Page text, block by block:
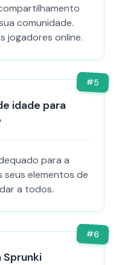
comunidade.
jogadores online.
#5
idade para
para a
seus elementos de
a todos.
#6